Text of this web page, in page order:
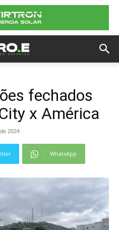
fechados
x América
2024
WhatsApp